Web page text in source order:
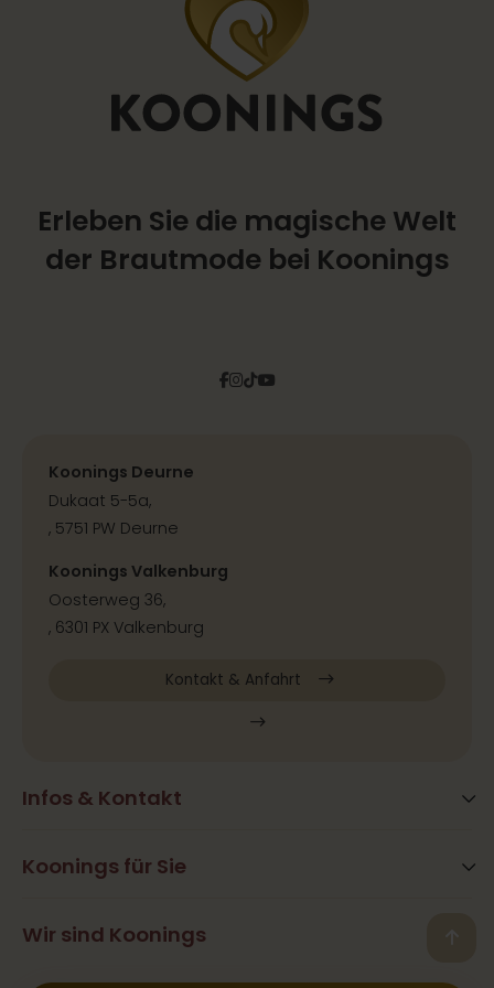
Erleben Sie die magische Welt
der Brautmode bei Koonings
Facebook
Instagram
TiktokPinterest
YouTube
Infos & Kontakt
Häufig gestellte Fragen
Kontakt
Koonings für Sie
Hair&Beauty
Wir sind Koonings
Koonings Deurne
Dukaat 5-5a,
, 5751 PW Deurne
Koonings Valkenburg
Oosterweg 36,
, 6301 PX Valkenburg
Kontakt & Anfahrt